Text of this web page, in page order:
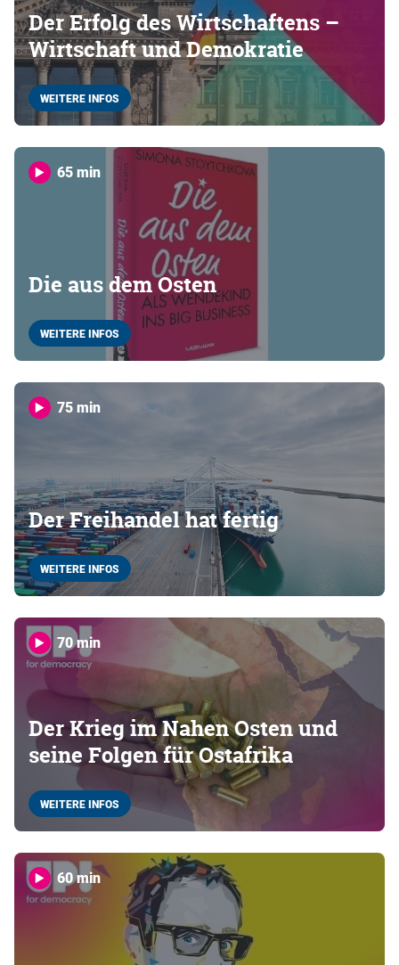
Der Erfolg des Wirtschaftens –
Wirtschaft und Demokratie
WEITERE INFOS
65 min
Die aus dem Osten
WEITERE INFOS
75 min
Der Freihandel hat fertig
WEITERE INFOS
70 min
Der Krieg im Nahen Osten und
seine Folgen für Ostafrika
WEITERE INFOS
60 min